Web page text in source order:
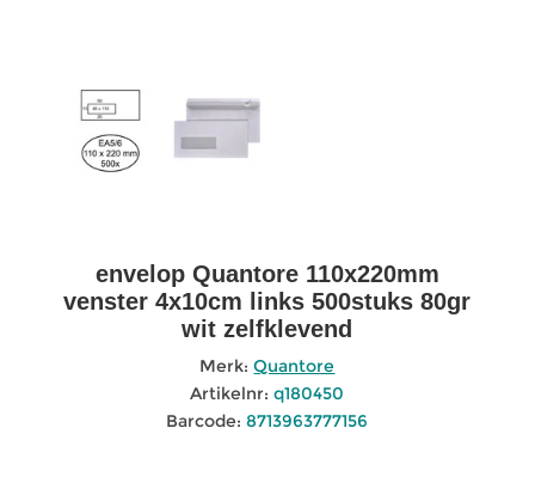
envelop Quantore 110x220mm
venster 4x10cm links 500stuks 80gr
wit zelfklevend
Merk: Quantore
Artikelnr: q180450
Barcode: 8713963777156